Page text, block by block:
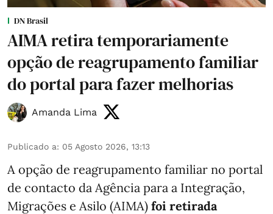
DN Brasil
AIMA retira temporariamente
opção de reagrupamento familiar
do portal para fazer melhorias
Amanda Lima
Publicado a: 05 Agosto 2026, 13:13
A opção de reagrupamento familiar no portal
de contacto da Agência para a Integração,
Migrações e Asilo (AIMA) foi retirada